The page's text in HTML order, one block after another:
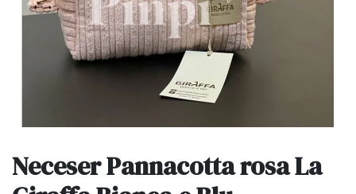
Neceser Pannacotta rosa La